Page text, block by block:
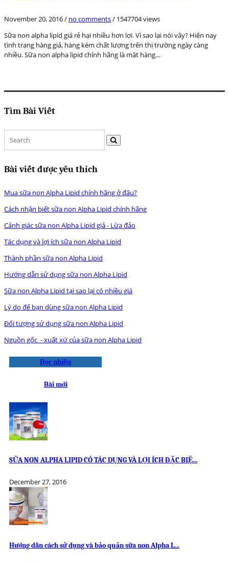
November 20, 2016/ no comments/ 1547704 views
Sữa non alpha lipid giá rẻ hại nhiều hơn lợi. Vì sao lại nói vây? Hiện nay
tình trạng hàng giả, hàng kém chất lượng trên thị trường ngày càng
nhiều. Sữa non alpha lipid chính hãng là mặt hàng…
Tìm Bài Viết
Bài viết được yêu thích
Mua sữa non Alpha Lipid chính hãng ở đâu?
Cách nhận biết sữa non Alpha Lipid chính hãng
Cảnh giác sữa non Alpha Lipid giả - Lừa đảo
Tác dụng và lợi ích sữa non Alpha Lipid
Thành phần sữa non Alpha Lipid
Hướng dẫn sử dụng sữa non Alpha Lipid
Sữa non Alpha Lipid tại sao lại có nhiều giá
Lý do để bạn dùng sữa non Alpha Lipid
Đối tượng sử dụng sữa non Alpha Lipid
Nguồn gốc - xuất xứ của sữa non Alpha Lipid
Đọc nhiều
Bài mới
SỮA NON ALPHA LIPID CÓ TÁC DỤNG VÀ LỢI ÍCH ĐẶC BIỆ...
December 27, 2016
Hướng dẫn cách sử dụng và bảo quản sữa non Alpha L...